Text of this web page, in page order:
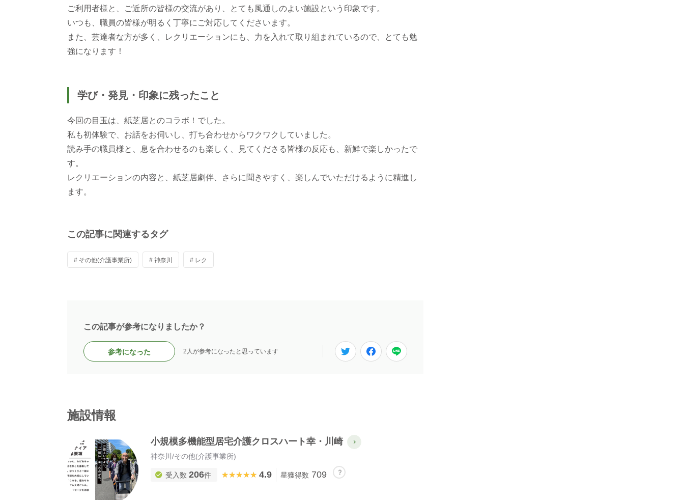
ご利用者様と、ご近所の皆様の交流があり、とても風通しのよい施設という印象です。
いつも、職員の皆様が明るく丁寧にご対応してくださいます。
また、芸達者な方が多く、レクリエーションにも、力を入れて取り組まれているので、とても勉
強になります！
学び・発見・印象に残ったこと
今回の目玉は、紙芝居とのコラボ！でした。
私も初体験で、お話をお伺いし、打ち合わせからワクワクしていました。
読み手の職員様と、息を合わせるのも楽しく、見てくださる皆様の反応も、新鮮で楽しかったで
す。
レクリエーションの内容と、紙芝居劇伴、さらに聞きやすく、楽しんでいただけるように精進し
ます。
この記事に関連するタグ
# その他(介護事業所) # 神奈川 # レク
この記事が参考になりましたか？
参考になった 2人が参考になったと思っています
施設情報
小規模多機能型居宅介護クロスハート幸・川崎
神奈川 /その他(介護事業所)
受入数 206件 ★★★★★
★★★★★ 4.9 星獲得数 709